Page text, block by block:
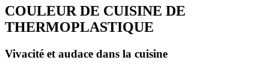
COULEUR DE CUISINE DE
THERMOPLASTIQUE
Vivacité et audace dans la cuisine